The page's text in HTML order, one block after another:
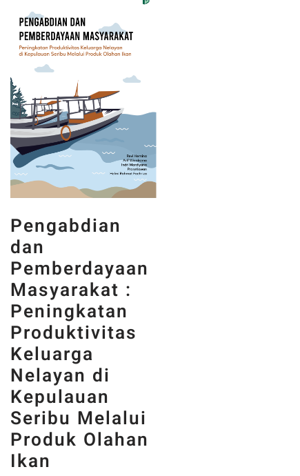
Pengabdian
dan
Pemberdayaan
Masyarakat :
Peningkatan
Produktivitas
Keluarga
Nelayan di
Kepulauan
Seribu Melalui
Produk Olahan
Ikan